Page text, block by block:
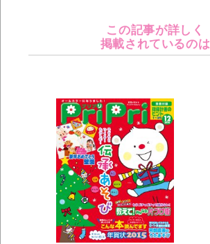
この記事が詳しく
掲載されているのは